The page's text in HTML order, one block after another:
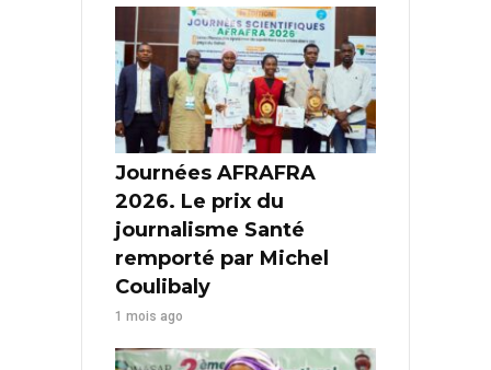
Journées AFRAFRA
2026. Le prix du
journalisme Santé
remporté par Michel
Coulibaly
1 mois ago